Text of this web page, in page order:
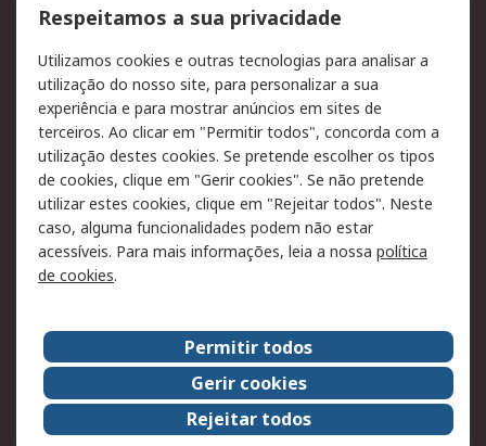
Formas de entrega
Qualidade e ambiente
Pagamento e
faturação
Legal
Aviso legal
Política de cookies
Política de privacidade
- Atualizada
Segurança de emails
Condições de venda
Sobre a RS
A RS no mundo
RS Group
Sobre a RS
Trabalhar na RS
ESG
Respeitamos a sua privacidade
Utilizamos cookies e outras tecnologias para analisar a
utilização do nosso site, para personalizar a sua
experiência e para mostrar anúncios em sites de
terceiros. Ao clicar em "Permitir todos", concorda com a
utilização destes cookies. Se pretende escolher os tipos
de cookies, clique em "Gerir cookies". Se não pretende
utilizar estes cookies, clique em "Rejeitar todos". Neste
caso, alguma funcionalidades podem não estar
acessíveis. Para mais informações, leia a nossa política
de cookies.
Permitir todos
Gerir cookies
Rejeitar todos